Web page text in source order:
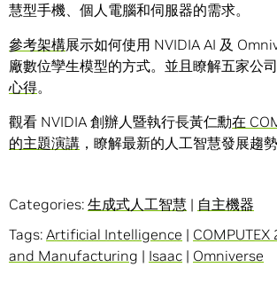
慧型手機、個人電腦和伺服器的需求。
參考架構展示如何使用 NVIDIA AI 及
廠數位孿生模型的方式。並且瞭解五家公
心得。
觀看 NVIDIA 創辦人暨執行長黃仁勳在
的主題演講 ，瞭解最新的人工智慧發展趨
Categories: 生成式人工智慧 | 自主機器
Tags: Artificial Intelligence | COMPUTEX
and Manufacturing | Isaac | Omniverse